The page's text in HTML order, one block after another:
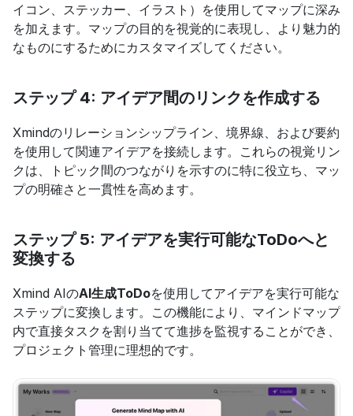
イコン、ステッカー、イラスト）を使用してマップに深み
を加えます。マップの目的を視覚的に表現し、より魅力的
なものにするためにカスタマイズしてください。
ステップ 4: アイデア間のリンクを作成する
Xmindのリレーションシップライン、境界線、および要約
を使用して関連アイデアを接続します。これらの視覚リン
クは、トピック間のつながりを示すのに特に役立ち、マッ
プの明確さと一貫性を高めます。
ステップ 5: アイデアを実行可能なToDoへと
変換する
Xmind AIのAI生成ToDoを使用してアイデアを実行可能な
ステップに変換します。この機能により、マインドマップ
内で直接タスクを割り当てて進捗を監視することができ、
プロジェクト管理に理想的です。